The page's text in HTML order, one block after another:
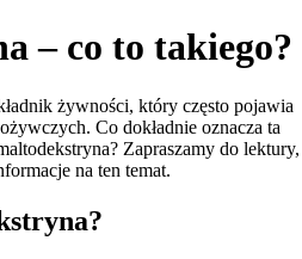
– co to takiego?
żywności, który często pojawia
Co dokładnie oznacza ta
Zapraszamy do lektury,
na ten temat.